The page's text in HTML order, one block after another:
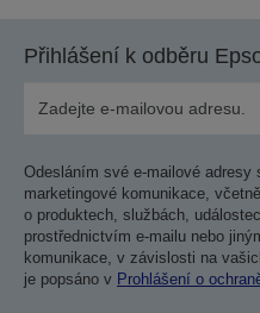
Přihlášení k odběru
Odesláním své e-mailové adresy
marketingové komunikace,
o produktech, službách,
prostřednictvím e-mailu nebo
komunikace, v závislosti na
je popsáno v Prohlášení o